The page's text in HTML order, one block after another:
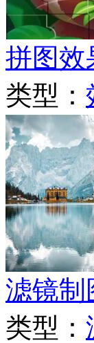
拼图效
类型：
滤镜制
类型：